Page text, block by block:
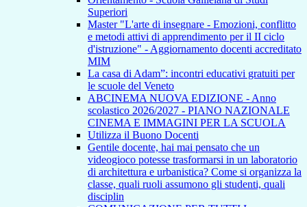
Superiori
Master "L'arte di insegnare - Emozioni, conflitto
e metodi attivi di apprendimento per il II ciclo
d'istruzione" - Aggiornamento docenti accreditato
MIM
La casa di Adam”: incontri educativi gratuiti per
le scuole del Veneto
ABCINEMA NUOVA EDIZIONE - Anno
scolastico 2026/2027 - PIANO NAZIONALE
CINEMA E IMMAGINI PER LA SCUOLA
Utilizza il Buono Docenti
Gentile docente, hai mai pensato che un
videogioco potesse trasformarsi in un laboratorio
di architettura e urbanistica? Come si organizza la
classe, quali ruoli assumono gli studenti, quali
disciplin